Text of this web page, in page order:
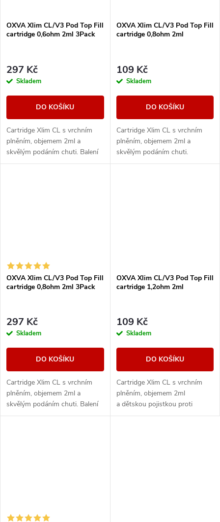
OXVA Xlim CL/V3 Pod Top Fill
cartridge 0,6ohm 2ml 3Pack
297 Kč
Skladem
DO KOŠÍKU
Cartridge Xlim CL s vrchním
plněním, objemem 2ml a
skvělým podáním chuti. Balení
obsahuje 3ks.
OXVA Xlim CL/V3 Pod Top Fill
cartridge 0,8ohm 2ml
109 Kč
Skladem
DO KOŠÍKU
Cartridge Xlim CL s vrchním
plněním, objemem 2ml a
skvělým podáním chuti.
Cartridge mají stejné boční
OXVA Xlim CL/V3 Pod Top Fill
cartridge 0,8ohm 2ml 3Pack
297 Kč
Skladem
DO KOŠÍKU
Cartridge Xlim CL s vrchním
plněním, objemem 2ml a
skvělým podáním chuti. Balení
obsahuje 3ks.
OXVA Xlim CL/V3 Pod Top Fill
cartridge 1,2ohm 2ml
109 Kč
Skladem
DO KOŠÍKU
Cartridge Xlim CL s vrchním
plněním, objemem 2ml
a dětskou pojistkou proti
vytečení. Odpor 1,2ohm.